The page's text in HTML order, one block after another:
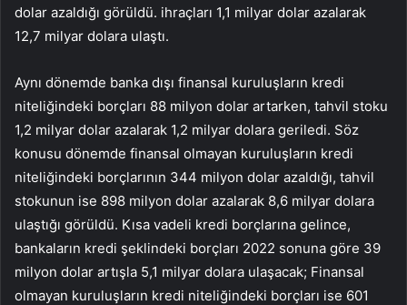
dolar azaldığı görüldü. ihraçları 1,1 milyar dolar azalarak
12,7 milyar dolara ulaştı.
Aynı dönemde banka dışı finansal kuruluşların kredi
niteliğindeki borçları 88 milyon dolar artarken, tahvil stoku
1,2 milyar dolar azalarak 1,2 milyar dolara geriledi. Söz
konusu dönemde finansal olmayan kuruluşların kredi
niteliğindeki borçlarının 344 milyon dolar azaldığı, tahvil
stokunun ise 898 milyon dolar azalarak 8,6 milyar dolara
ulaştığı görüldü. Kısa vadeli kredi borçlarına gelince,
bankaların kredi şeklindeki borçları 2022 sonuna göre 39
milyon dolar artışla 5,1 milyar dolara ulaşacak; Finansal
olmayan kuruluşların kredi niteliğindeki borçları ise 601